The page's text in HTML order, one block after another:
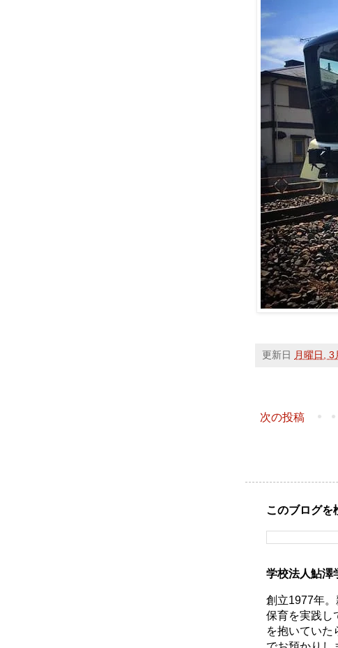
更新日 月曜日,
次の投稿
このブログを
学校法人鮎
創立1977年
保育を実践し
を抱いていた